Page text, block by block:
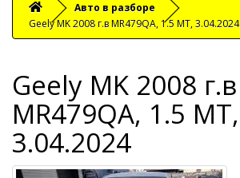
Авто в разборе
Geely MK 2008 г.в MR479QA, 1.5 МТ, 3.04.2024
Geely MK 2008 г.в
MR479QA, 1.5 МТ,
3.04.2024